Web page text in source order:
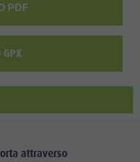
PDF
GPX
attraverso